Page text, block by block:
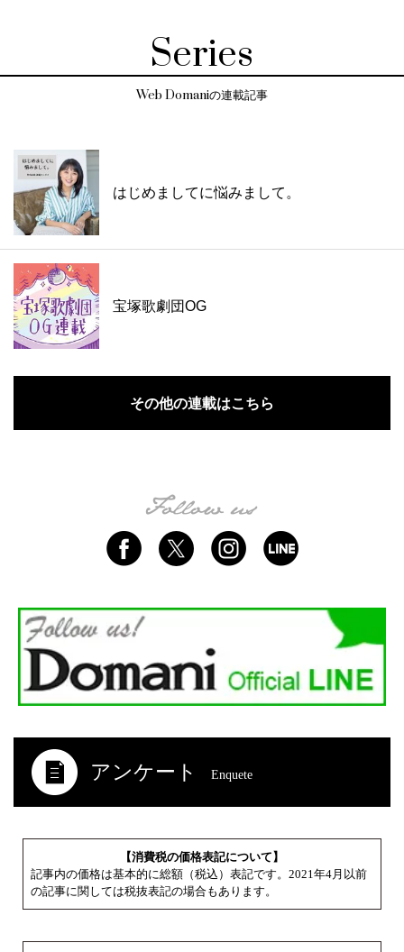
Series
Web Domaniの連載記事
はじめましてに悩みまして。
宝塚歌劇団OG
その他の連載はこちら
アンケート Enquete
【消費税の価格表記について】
記事内の価格は基本的に総額（税込）表記です。2021年4月以前
の記事に関しては税抜表記の場合もあります。